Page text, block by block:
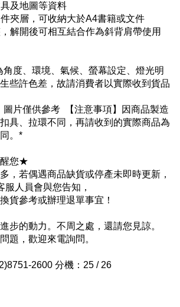
及地圖等資料
夾層，可收納大於A4書籍或文件
解開後可相互結合作為斜背肩帶使用
度、環境、氣候、螢幕設定、燈光明
些許色差，故請消費者以實際收到貨品
片僅供參考  【注意事項】因商品製造
具、拉環不同，再請收到的實際商品為
。*
您★
，若偶遇商品缺貨或停產未即時更新，
人員會與您告知，
貨參考或辦理退單事宜！
步的動力。不周之處，還請您見諒。
題，歡迎來電詢問。
2600 分機：25 / 26